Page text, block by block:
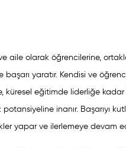
aile olarak öğrencilerine,
başarı yaratır. Kendisi ve
küresel eğitimde liderliğe
potansiyeline inanır.
yapar ve ilerlemeye devam